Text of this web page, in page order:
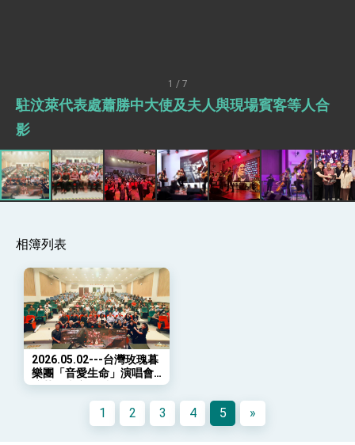
外交部長林佳龍接見美國智庫「德國馬歇爾基金
會」訪問團一行，深化跨大西洋戰略夥伴關係
卓揆：臺美關稅談判階段性結果有助臺灣取得有
利戰略地位 全力支持「臺美對等貿易協定」簽署
外交部與數位發展部攜手合作，整合台灣雄厚數
位實力，達成固邦榮邦目標
總統以「韌性之島，希望之光」為題發表2026新
年談話
總統主持「守護民主台灣國安行動方案」記者
會 強調以實力守護台海和平 以決心掌握國家
命運
變局中 奮起的新臺灣 總統發表國慶演說
總統發表執政周年談話 盼面對未來挑戰 堅持
賴總統就職演說影片
1 / 7
駐汶萊代表處蕭勝中大使及夫人與現場賓客等人合
影
相簿列表
2026.05.02---台灣玫瑰暮
樂團「音愛生命」演唱會-
汶萊馬來奕溫暖登場
1 2 3 4 5 »